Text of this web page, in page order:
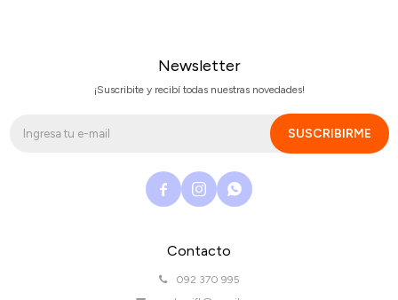
Contacto
092 370 995
Newsletter
¡Suscribite y recibí todas nuestras novedades!
SUSCRIBIRME
  